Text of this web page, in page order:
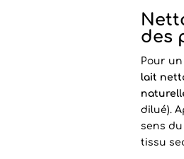
des
Pour
lait
dilué).
sens
tissu